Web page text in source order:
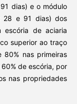
dias) e o módulo
28 e 91 dias) dos
escória de aciaria
superior ao traço
nas primeiras
de escória, por
nas propriedades